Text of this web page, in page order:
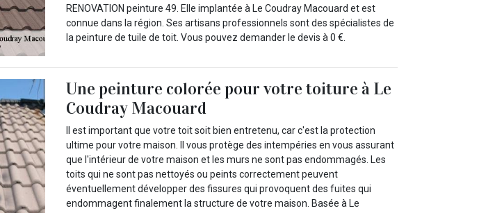
RENOVATION peinture 49. Elle implantée à Le Coudray Macouard et est
connue dans la région. Ses artisans professionnels sont des spécialistes de
la peinture de tuile de toit. Vous pouvez demander le devis à 0 €.
Une peinture colorée pour votre toiture à Le
Coudray Macouard
Il est important que votre toit soit bien entretenu, car c'est la protection
ultime pour votre maison. Il vous protège des intempéries en vous assurant
que l'intérieur de votre maison et les murs ne sont pas endommagés. Les
toits qui ne sont pas nettoyés ou peints correctement peuvent
éventuellement développer des fissures qui provoquent des fuites qui
endommagent finalement la structure de votre maison. Basée à Le